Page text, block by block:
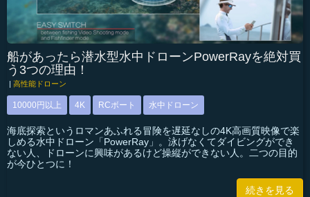
船があったら潜水型水中ドローンPowerRayを絶対買
う3つの理由！
| 高性能ドローン
10000円以上 4K RCボート 水中ドローン
海底探索というロマンあふれる冒険を遅延なしの4K高画質映像で楽
しめる水中ドローン「PowerRay」。泳げなくてダイビングができ
ない人、ドローンに興味があるけど操縦ができない人。二つの目的
が今ひとつに！
続きを見る